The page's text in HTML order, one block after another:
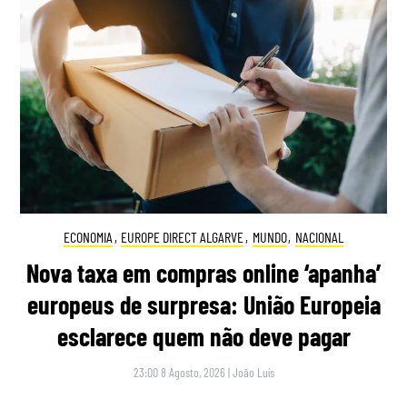
ECONOMIA , EUROPE DIRECT ALGARVE, MUNDO, NACIONAL
Nova taxa em compras online ‘apanha’
europeus de surpresa: União Europeia
esclarece quem não deve pagar
23:00 8 Agosto, 2026 |João Luís